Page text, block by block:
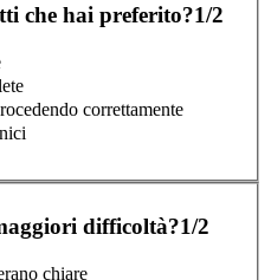
che hai preferito?1/2
correttamente
difficoltà?1/2
chiare